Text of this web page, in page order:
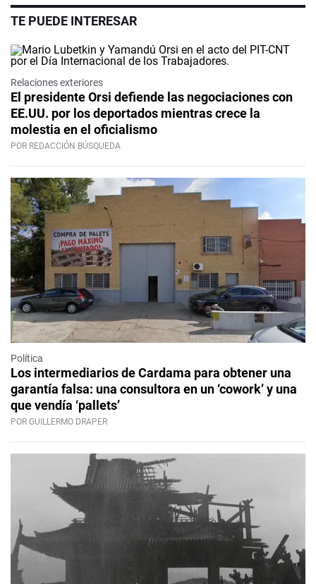
TE PUEDE INTERESAR
Relaciones exteriores
El presidente Orsi defiende las negociaciones con
EE.UU. por los deportados mientras crece la
molestia en el oficialismo
POR REDACCIÓN BÚSQUEDA
Política
Los intermediarios de Cardama para obtener una
garantía falsa: una consultora en un ‘cowork’ y una
que vendía ‘pallets’
POR GUILLERMO DRAPER